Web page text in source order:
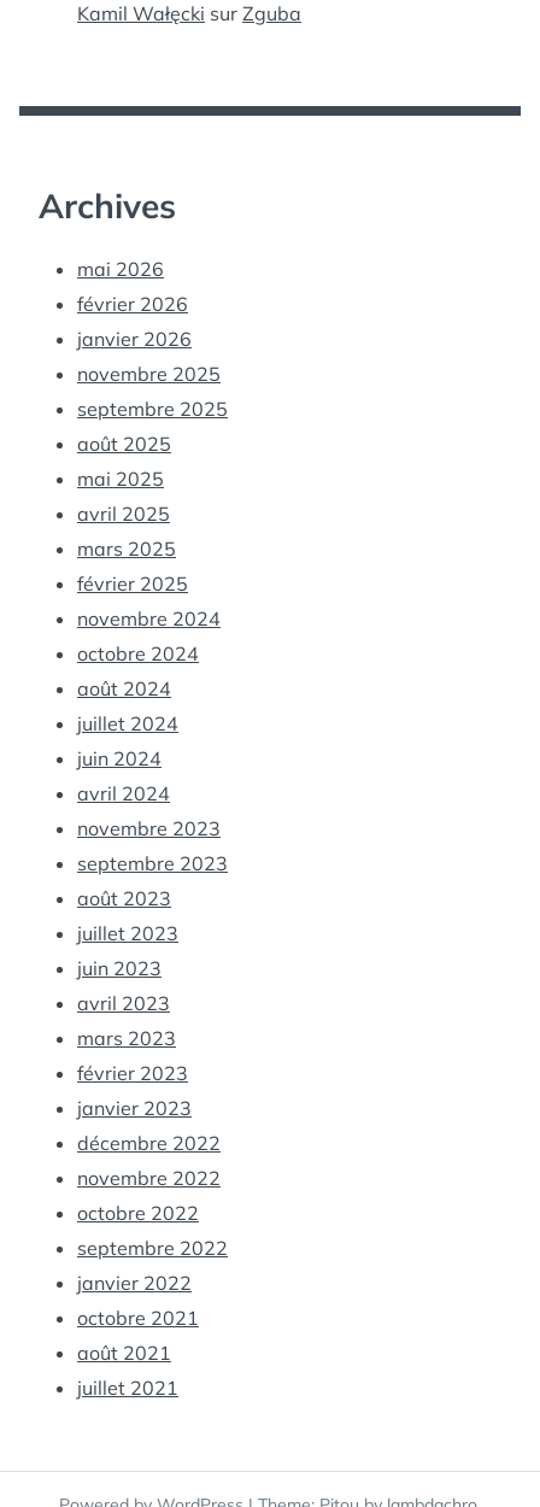
Kamil Wałęcki sur Zguba
Archives
mai 2026
février 2026
janvier 2026
novembre 2025
septembre 2025
août 2025
mai 2025
avril 2025
mars 2025
février 2025
novembre 2024
octobre 2024
août 2024
juillet 2024
juin 2024
avril 2024
novembre 2023
septembre 2023
août 2023
juillet 2023
juin 2023
avril 2023
mars 2023
février 2023
janvier 2023
décembre 2022
novembre 2022
octobre 2022
septembre 2022
janvier 2022
octobre 2021
août 2021
juillet 2021